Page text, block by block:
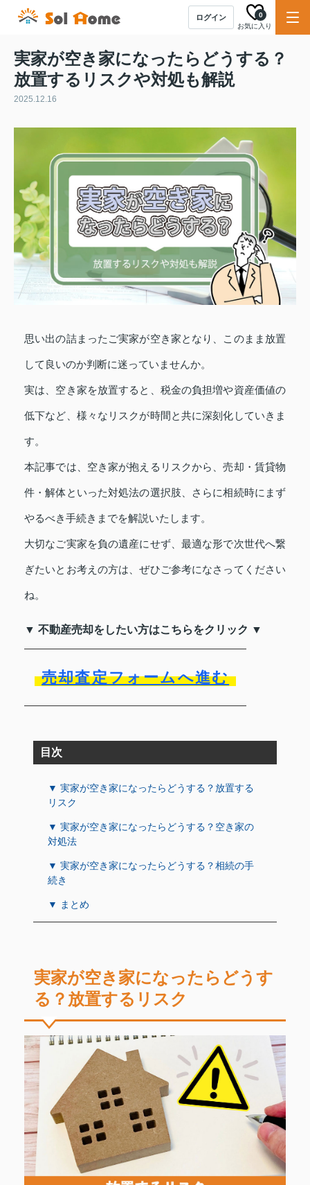
ログイン
お気に入り
0
実家が空き家になったらどうする？
放置するリスクや対処も解説
2025.12.16
思い出の詰まったご実家が空き家となり、このまま放置
して良いのか判断に迷っていませんか。
実は、空き家を放置すると、税金の負担増や資産価値の
低下など、様々なリスクが時間と共に深刻化していきま
す。
本記事では、空き家が抱えるリスクから、売却・賃貸物
件・解体といった対処法の選択肢、さらに相続時にまず
やるべき手続きまでを解説いたします。
大切なご実家を負の遺産にせず、最適な形で次世代へ繋
ぎたいとお考えの方は、ぜひご参考になさってください
ね。
▼ 不動産売却をしたい方はこちらをクリック ▼
売却査定フォームへ進む
目次
▼ 実家が空き家になったらどうする？放置する
リスク
▼ 実家が空き家になったらどうする？空き家の
対処法
▼ 実家が空き家になったらどうする？相続の手
続き
▼ まとめ
実家が空き家になったらどうす
る？放置するリスク